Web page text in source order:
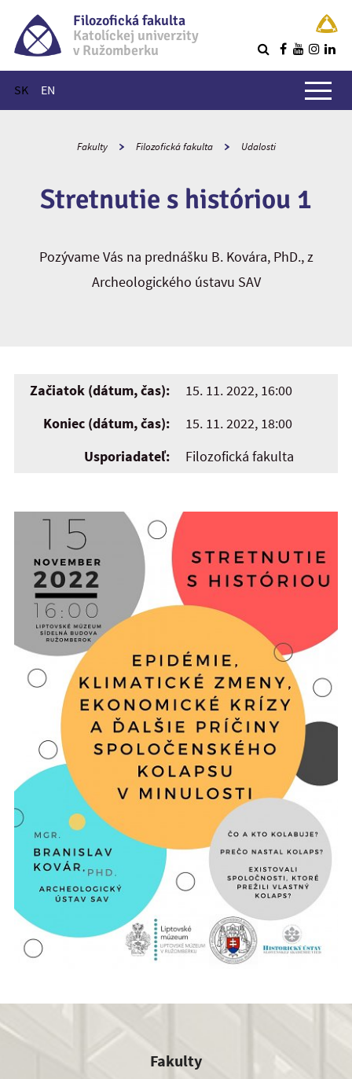
Filozofická fakulta
Katolíckej univerzity
v Ružomberku
SK EN
Hlavné menu
Fakulty Filozofická fakulta Udalosti
Stretnutie s históriou 1
Pozývame Vás na prednášku B. Kovára, PhD., z
Archeologického ústavu SAV
Začiatok (dátum, čas):
15. 11. 2022, 16:00
Koniec (dátum, čas):
15. 11. 2022, 18:00
Usporiadateľ:
Filozofická fakulta
Fakulty